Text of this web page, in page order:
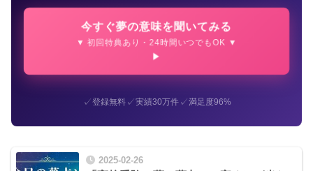
今すぐ夢の意味を聞いてみる
▼ 初回特典あり・24時間いつでもOK ▼
✓登録無料✓実績30万件✓満足度96%
2025-02-26